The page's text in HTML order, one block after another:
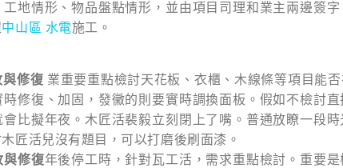
地情形、物品盤點情形，並由項目司理和業主兩邊簽
中山區 水電施工。
與修復 業重要重點檢討天花板、衣櫃、木線條等項目能
修復、加固，發黴的則要實時調換面板。假如不檢討
比擬年夜。木匠活裴毅立刻閉上了嘴。普通放瞭一段
匠活兒沒有題目，可以打磨後刷面漆。
與修復年後停工時，針對瓦工活，需求重點檢討。重要